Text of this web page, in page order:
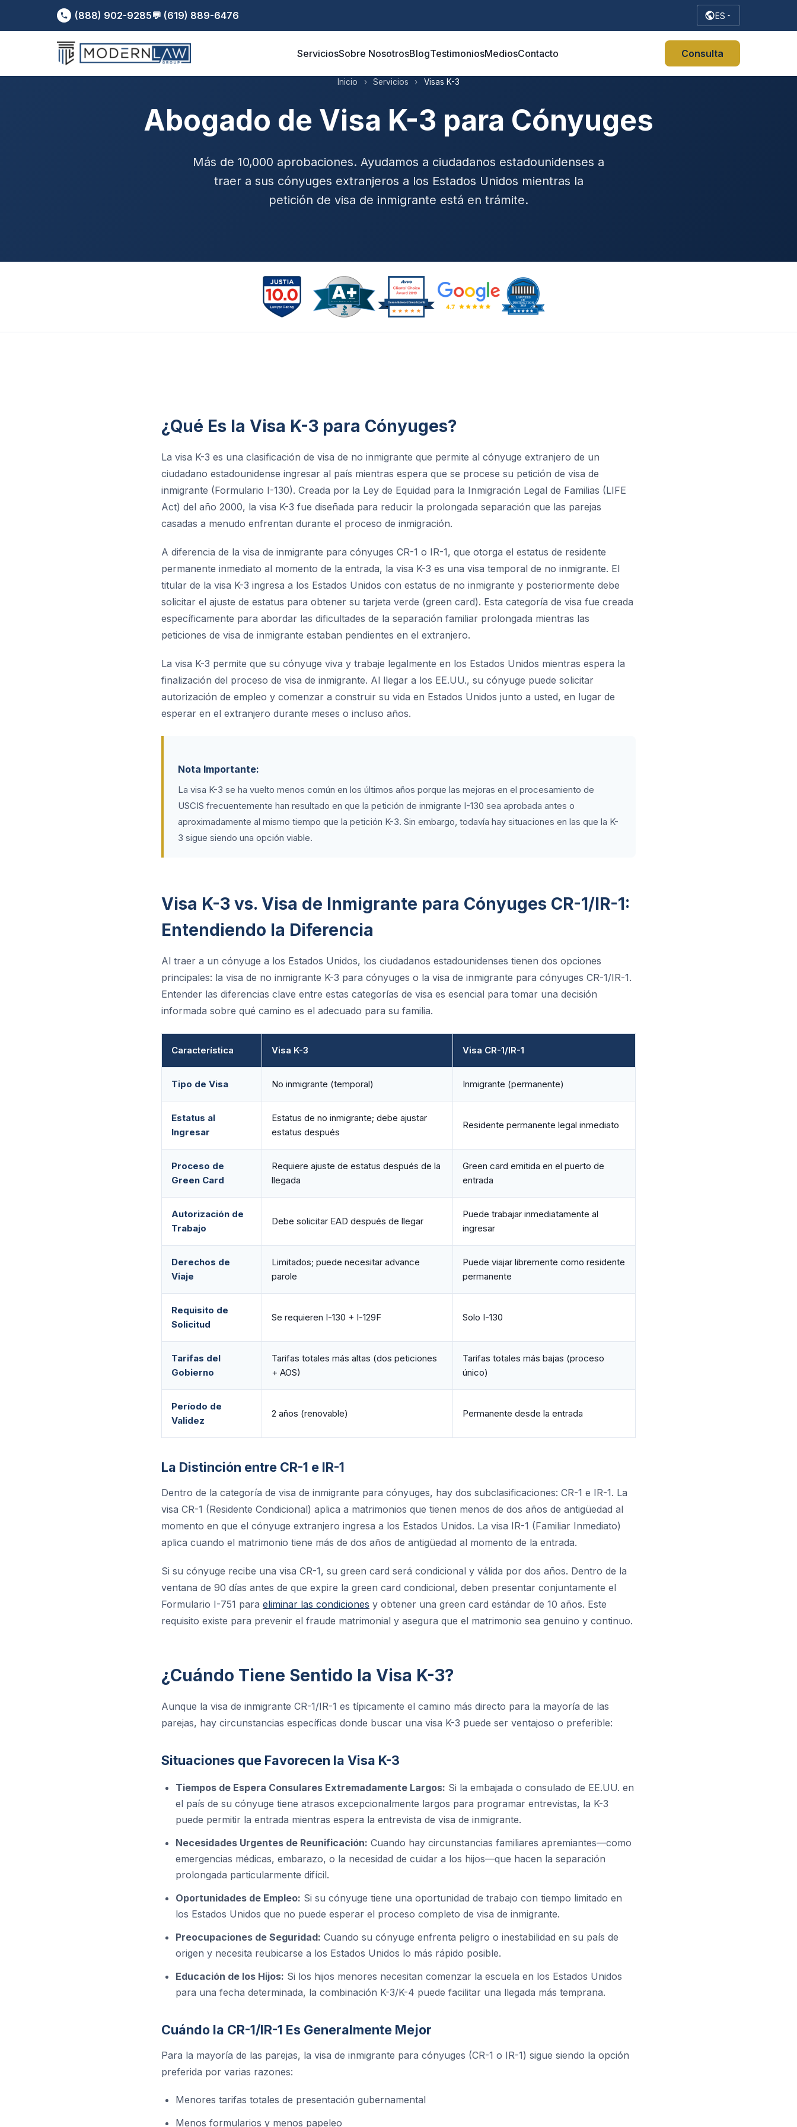
(888) 902-9285💬 (619) 889-6476 ES
ServiciosSobre NosotrosBlogTestimoniosMediosContacto Consulta
Inicio › Servicios › Visas K-3
Abogado de Visa K-3 para Cónyuges
Más de 10,000 aprobaciones. Ayudamos a ciudadanos estadounidenses a
traer a sus cónyuges extranjeros a los Estados Unidos mientras la
petición de visa de inmigrante está en trámite.
¿Qué Es la Visa K-3 para Cónyuges?
La visa K-3 es una clasificación de visa de no inmigrante que permite al cónyuge extranjero de un
ciudadano estadounidense ingresar al país mientras espera que se procese su petición de visa de
inmigrante (Formulario I-130). Creada por la Ley de Equidad para la Inmigración Legal de Familias (LIFE
Act) del año 2000, la visa K-3 fue diseñada para reducir la prolongada separación que las parejas
casadas a menudo enfrentan durante el proceso de inmigración.
A diferencia de la visa de inmigrante para cónyuges CR-1 o IR-1, que otorga el estatus de residente
permanente inmediato al momento de la entrada, la visa K-3 es una visa temporal de no inmigrante. El
titular de la visa K-3 ingresa a los Estados Unidos con estatus de no inmigrante y posteriormente debe
solicitar el ajuste de estatus para obtener su tarjeta verde (green card). Esta categoría de visa fue creada
específicamente para abordar las dificultades de la separación familiar prolongada mientras las
peticiones de visa de inmigrante estaban pendientes en el extranjero.
La visa K-3 permite que su cónyuge viva y trabaje legalmente en los Estados Unidos mientras espera la
finalización del proceso de visa de inmigrante. Al llegar a los EE.UU., su cónyuge puede solicitar
autorización de empleo y comenzar a construir su vida en Estados Unidos junto a usted, en lugar de
esperar en el extranjero durante meses o incluso años.
Nota Importante:
La visa K-3 se ha vuelto menos común en los últimos años porque las mejoras en el procesamiento de
USCIS frecuentemente han resultado en que la petición de inmigrante I-130 sea aprobada antes o
aproximadamente al mismo tiempo que la petición K-3. Sin embargo, todavía hay situaciones en las que la K-
3 sigue siendo una opción viable.
Visa K-3 vs. Visa de Inmigrante para Cónyuges CR-1/IR-1:
Entendiendo la Diferencia
Al traer a un cónyuge a los Estados Unidos, los ciudadanos estadounidenses tienen dos opciones
principales: la visa de no inmigrante K-3 para cónyuges o la visa de inmigrante para cónyuges CR-1/IR-1.
Entender las diferencias clave entre estas categorías de visa es esencial para tomar una decisión
informada sobre qué camino es el adecuado para su familia.
Característica Visa K-3 Visa CR-1/IR-1
Tipo de Visa No inmigrante (temporal) Inmigrante (permanente)
Estatus al
Ingresar
Estatus de no inmigrante; debe ajustar
estatus después
Residente permanente legal inmediato
Proceso de
Green Card
Requiere ajuste de estatus después de la
llegada
Green card emitida en el puerto de
entrada
Autorización de
Trabajo
Debe solicitar EAD después de llegar
Puede trabajar inmediatamente al
ingresar
Derechos de
Viaje
Limitados; puede necesitar advance
parole
Puede viajar libremente como residente
permanente
Requisito de
Solicitud
Se requieren I-130 + I-129F Solo I-130
Tarifas del
Gobierno
Tarifas totales más altas (dos peticiones
+ AOS)
Tarifas totales más bajas (proceso
único)
Período de
Validez
2 años (renovable) Permanente desde la entrada
La Distinción entre CR-1 e IR-1
Dentro de la categoría de visa de inmigrante para cónyuges, hay dos subclasificaciones: CR-1 e IR-1. La
visa CR-1 (Residente Condicional) aplica a matrimonios que tienen menos de dos años de antigüedad al
momento en que el cónyuge extranjero ingresa a los Estados Unidos. La visa IR-1 (Familiar Inmediato)
aplica cuando el matrimonio tiene más de dos años de antigüedad al momento de la entrada.
Si su cónyuge recibe una visa CR-1, su green card será condicional y válida por dos años. Dentro de la
ventana de 90 días antes de que expire la green card condicional, deben presentar conjuntamente el
Formulario I-751 para eliminar las condiciones y obtener una green card estándar de 10 años. Este
requisito existe para prevenir el fraude matrimonial y asegura que el matrimonio sea genuino y continuo.
¿Cuándo Tiene Sentido la Visa K-3?
Aunque la visa de inmigrante CR-1/IR-1 es típicamente el camino más directo para la mayoría de las
parejas, hay circunstancias específicas donde buscar una visa K-3 puede ser ventajoso o preferible:
Situaciones que Favorecen la Visa K-3
Tiempos de Espera Consulares Extremadamente Largos: Si la embajada o consulado de EE.UU. en
el país de su cónyuge tiene atrasos excepcionalmente largos para programar entrevistas, la K-3
puede permitir la entrada mientras espera la entrevista de visa de inmigrante.
Necesidades Urgentes de Reunificación: Cuando hay circunstancias familiares apremiantes—como
emergencias médicas, embarazo, o la necesidad de cuidar a los hijos—que hacen la separación
prolongada particularmente difícil.
Oportunidades de Empleo: Si su cónyuge tiene una oportunidad de trabajo con tiempo limitado en
los Estados Unidos que no puede esperar el proceso completo de visa de inmigrante.
Preocupaciones de Seguridad: Cuando su cónyuge enfrenta peligro o inestabilidad en su país de
origen y necesita reubicarse a los Estados Unidos lo más rápido posible.
Educación de los Hijos: Si los hijos menores necesitan comenzar la escuela en los Estados Unidos
para una fecha determinada, la combinación K-3/K-4 puede facilitar una llegada más temprana.
Cuándo la CR-1/IR-1 Es Generalmente Mejor
Para la mayoría de las parejas, la visa de inmigrante para cónyuges (CR-1 o IR-1) sigue siendo la opción
preferida por varias razones:
Menores tarifas totales de presentación gubernamental
Menos formularios y menos papeleo